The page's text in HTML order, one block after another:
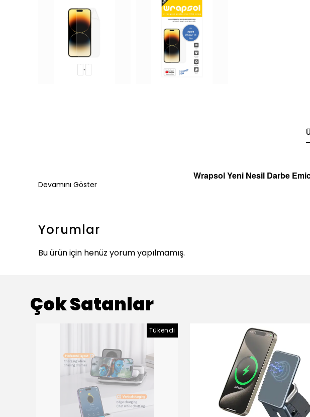
Wrapsol Yeni Nesil Darbe
Devamını Göster
Yorumlar
Bu ürün için henüz yorum yapılmamış.
Çok Satanlar
Tükendi